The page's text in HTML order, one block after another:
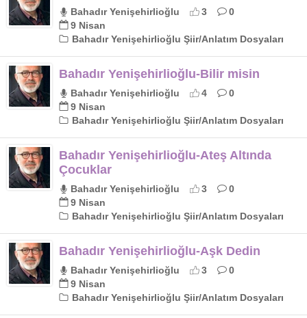
Bahadır Yenişehirlioğlu 3
0
9 Nisan
Bahadır Yenişehirlioğlu Şiir/Anlatım Dosyaları
Bahadır Yenişehirlioğlu-Bilir misin
Bahadır Yenişehirlioğlu 4
0
9 Nisan
Bahadır Yenişehirlioğlu Şiir/Anlatım Dosyaları
Bahadır Yenişehirlioğlu-Ateş Altında
Çocuklar
Bahadır Yenişehirlioğlu 3
0
9 Nisan
Bahadır Yenişehirlioğlu Şiir/Anlatım Dosyaları
Bahadır Yenişehirlioğlu-Aşk Dedin
Bahadır Yenişehirlioğlu 3
0
9 Nisan
Bahadır Yenişehirlioğlu Şiir/Anlatım Dosyaları